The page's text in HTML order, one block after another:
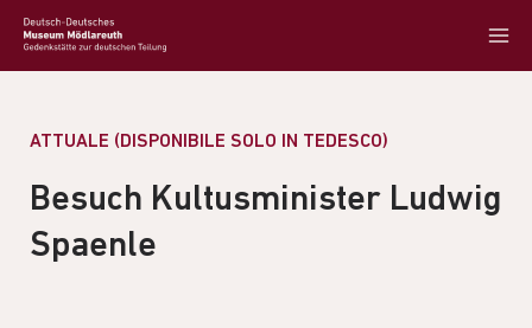
ATTUALE (DISPONIBILE SOLO IN TEDESCO)
Besuch Kultusminister Ludwig
Spaenle